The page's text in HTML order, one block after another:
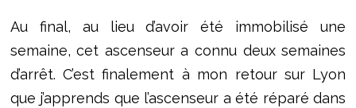
Au final, au lieu d’avoir été immobilisé une
semaine, cet ascenseur a connu deux semaines
d’arrêt. C’est finalement à mon retour sur Lyon
que j’apprends que l’ascenseur a été réparé dans